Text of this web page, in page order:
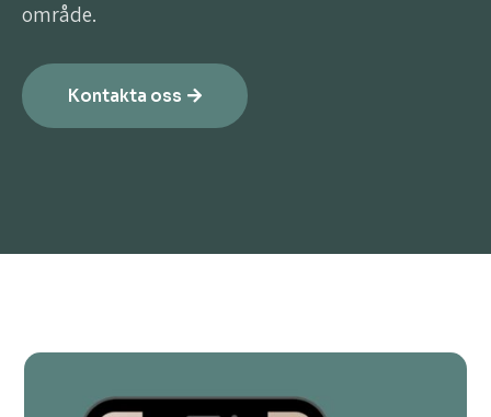
område.
Kontakta oss